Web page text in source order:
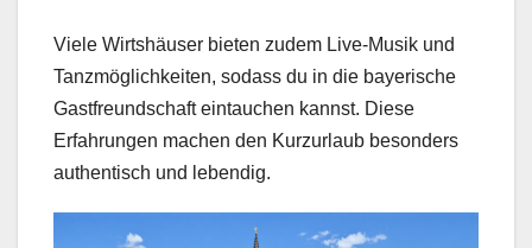
Viele Wirtshäuser bieten zudem Live-Musik und
Tanzmöglichkeiten, sodass du in die bayerische
Gastfreundschaft eintauchen kannst. Diese
Erfahrungen machen den Kurzurlaub besonders
authentisch und lebendig.